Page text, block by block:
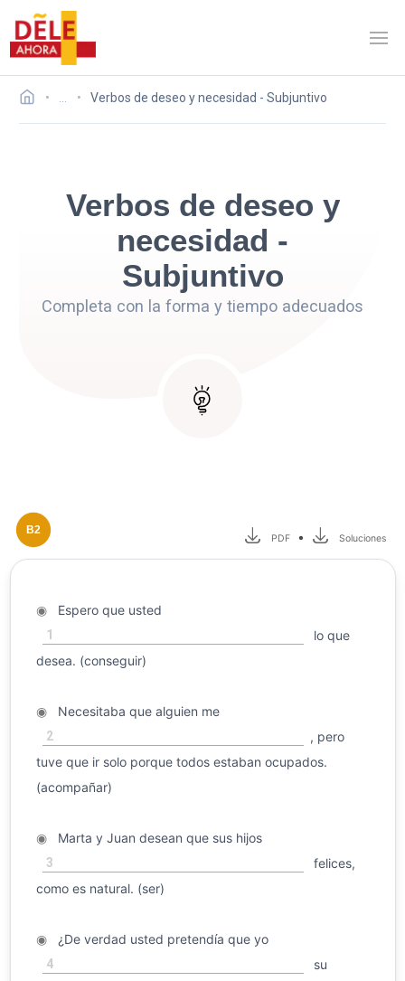
Verbos de deseo y necesidad - Subjuntivo
Verbos de deseo y
necesidad -
Subjuntivo
Completa con la forma y tiempo adecuados
B2
PDF • Soluciones
◉Espero que usted
1
lo que
desea. (conseguir)
◉Necesitaba que alguien me
2
, pero
tuve que ir solo porque todos estaban ocupados.
(acompañar)
◉Marta y Juan desean que sus hijos
3
felices,
como es natural. (ser)
◉¿De verdad usted pretendía que yo
4
su